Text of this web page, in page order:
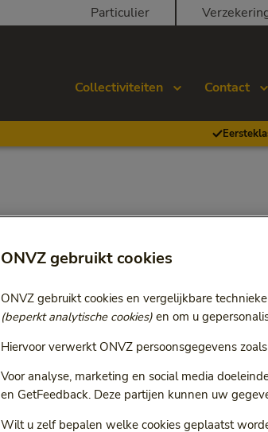
Particulier
Collectiviteiten Contact
Ga terug naar
Alle artikelen
ONVZ gebruikt cookies
ONVZ gebruikt cookies en vergelijkbare
(beperkt analytische cookies) en om u
Hiervoor verwerkt ONVZ persoonsgegevens
Voor analyse, marketing en social media
en GetFeedback. Deze partijen kunnen uw
Wilt u zelf bepalen welke cookies geplaatst